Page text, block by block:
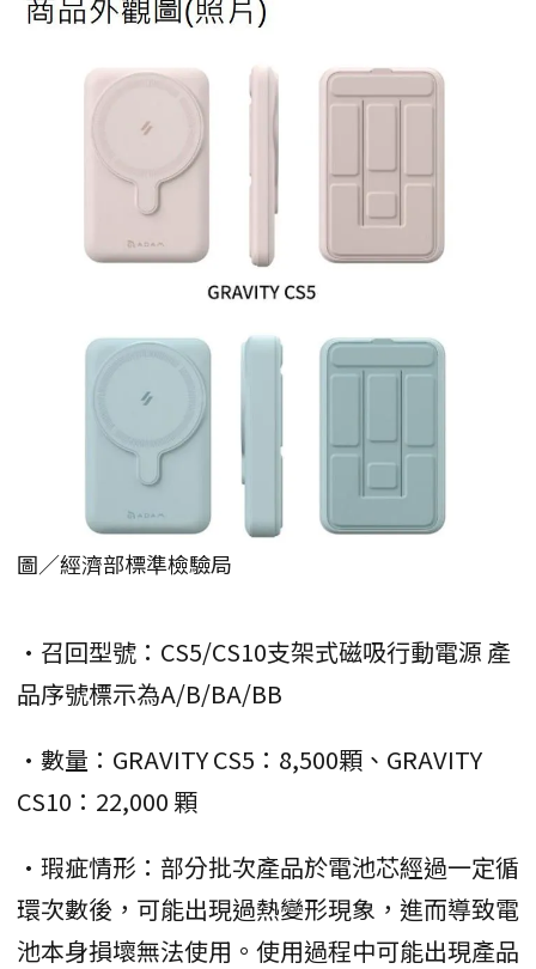
圖／經濟部標準檢驗局
•召回型號：CS5/CS10支架式磁吸行動電源 產
品序號標示為A/B/BA/BB
•數量：GRAVITY CS5：8,500顆、GRAVITY
CS10：22,000 顆
•瑕疵情形：部分批次產品於電池芯經過一定循
環次數後，可能出現過熱變形現象，進而導致電
池本身損壞無法使用。使用過程中可能出現產品